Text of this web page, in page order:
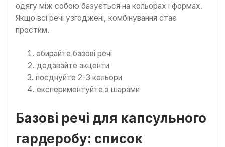
одягу між собою базується на кольорах і формах.
Якщо всі речі узгоджені, комбінування стає
простим.
обирайте базові речі
додавайте акценти
поєднуйте 2-3 кольори
експериментуйте з шарами
Базові речі для капсульного
гардеробу: список